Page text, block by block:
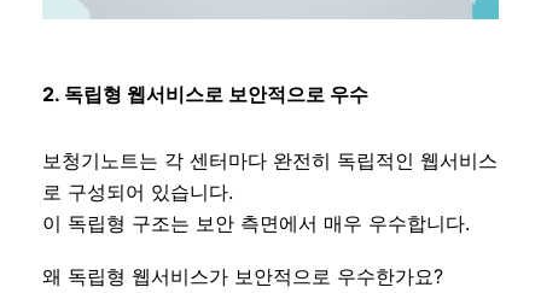
2. 독립형 웹서비스로 보안적으로 우수
보청기노트는 각 센터마다 완전히 독립적인 웹서비스
로 구성되어 있습니다.
이 독립형 구조는 보안 측면에서 매우 우수합니다.
왜 독립형 웹서비스가 보안적으로 우수한가요?